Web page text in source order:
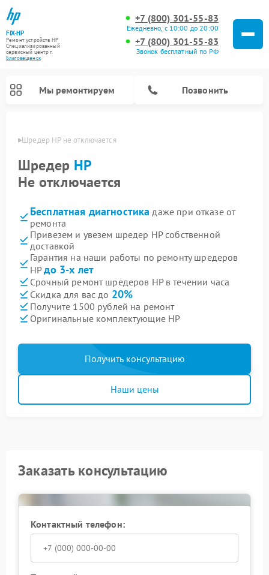
FIX-HP
Ремонт устройств HP
Специализированный
cервисный центр г.
Благовещенск
+7 (800) 301-55-83
Ежедневно, с 10:00 до 20:00
+7 (800) 301-55-83
Звонок бесплатный по РФ
Мы ремонтируем Позвонить
Шредер HP не отключается
Шредер HP
Не отключается
Бесплатная диагностика даже при отказе от
ремонта
Привезем и увезем шредер HP собственной
доставкой
Гарантия на наши работы по ремонту шредеров
HPдо 3-х лет
Срочный ремонт шредеров HP в течении часа
Скидка для вас до 20%
Получите 1500 рублей на ремонт
Оригинальные комплектующие HP
Получить консультацию
Наши цены
Заказать консультацию
Контактный телефон: